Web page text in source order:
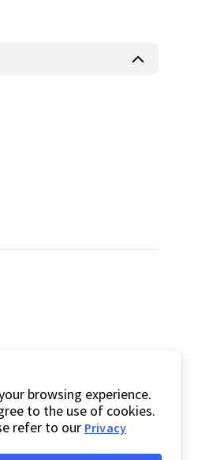
browsing experience.
to the use of cookies.
refer to our Privacy